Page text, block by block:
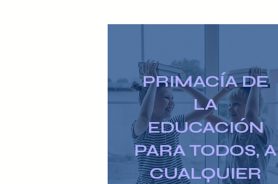
PRIMACÍA DE
LA
EDUCACIÓN
PARA TODOS, A
CUALQUIER